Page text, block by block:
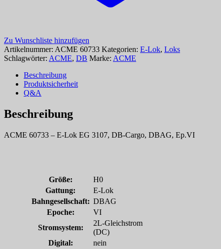
Zu Wunschliste hinzufügen
Artikelnummer: ACME 60733 Kategorien: E-Lok, Loks
Schlagwörter: ACME, DB Marke: ACME
Beschreibung
Produktsicherheit
Q&A
Beschreibung
ACME 60733 – E-Lok EG 3107, DB-Cargo, DBAG, Ep.VI
Größe:
H0
Gattung:
E-Lok
Bahngesellschaft: DBAG
Epoche:
VI
Stromsystem:
2L-Gleichstrom
(DC)
Digital:
nein